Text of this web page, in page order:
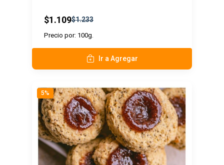
$1.109$1.233
Precio por: 100g.
Ir a Agregar
5%